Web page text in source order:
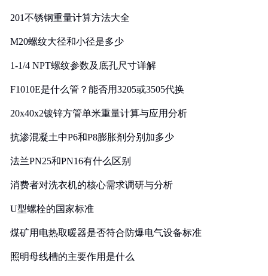
201不锈钢重量计算方法大全
M20螺纹大径和小径是多少
1-1/4 NPT螺纹参数及底孔尺寸详解
F1010E是什么管？能否用3205或3505代换
20x40x2镀锌方管单米重量计算与应用分析
抗渗混凝土中P6和P8膨胀剂分别加多少
法兰PN25和PN16有什么区别
消费者对洗衣机的核心需求调研与分析
U型螺栓的国家标准
煤矿用电热取暖器是否符合防爆电气设备标准
照明母线槽的主要作用是什么